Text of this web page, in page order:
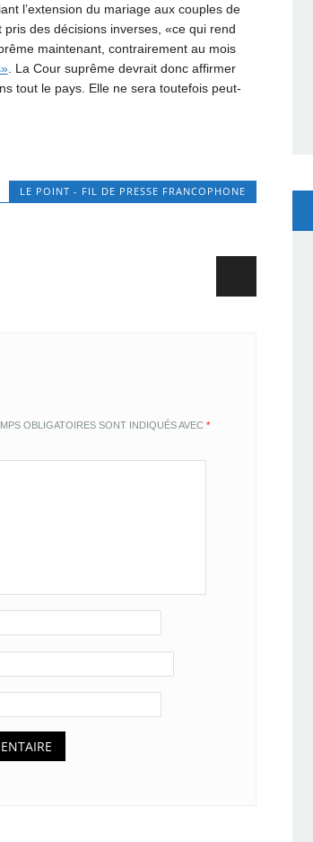
l’extension du mariage aux couples de
des décisions inverses, «ce qui rend
maintenant, contrairement au mois
. La Cour suprême devrait donc affirmer
tout le pays. Elle ne sera toutefois peut-
LE POINT - FIL DE PRESSE FRANCOPHONE
OBLIGATOIRES SONT INDIQUÉS AVEC *